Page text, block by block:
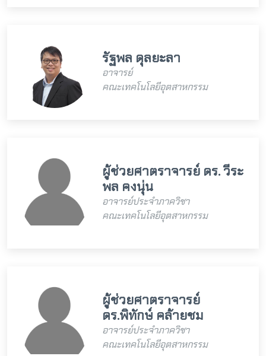
รัฐพล ดุลยะลา
อาจารย์
คณะเทคโนโลยีอุตสาหกรรม
ผู้ช่วยศาตราจารย์ ดร. วีระ
พล คงนุ่น
อาจารย์ประจำภาควิชา
คณะเทคโนโลยีอุตสาหกรรม
ผู้ช่วยศาตราจารย์
ดร.พิทักษ์ คล้ายชม
อาจารย์ประจำภาควิชา
คณะเทคโนโลยีอุตสาหกรรม